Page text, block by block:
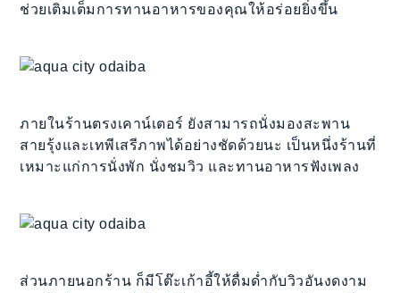
ช่วยเติมเต็มการทานอาหารของคุณให้อร่อยยิ่งขึ้น
ภายในร้านตรงเคาน์เตอร์ ยังสามารถนั่งมองสะพาน
สายรุ้งและเทพีเสรีภาพได้อย่างชัดด้วยนะ เป็นหนึ่งร้านที่
เหมาะแก่การนั่งพัก นั่งชมวิว และทานอาหารฟังเพลง
ส่วนภายนอกร้าน ก็มีโต๊ะเก้าอี้ให้ดื่มด่ำกับวิวอันงดงาม